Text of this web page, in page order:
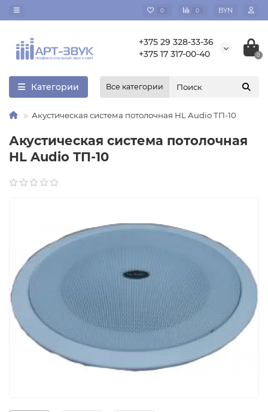
0 0 BYN
+375 29 328-33-36
+375 17 317-00-40
0
Категории Все категории
Акустическая система потолочная HL Audio ТП-10
Акустическая система потолочная
HL Audio ТП-10